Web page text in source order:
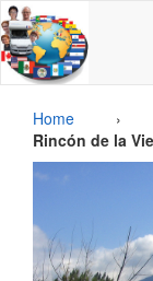
Home ›
Rincón de la